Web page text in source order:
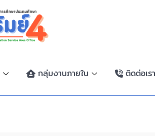
กลุ่มงานภายใน ติดต่อเรา